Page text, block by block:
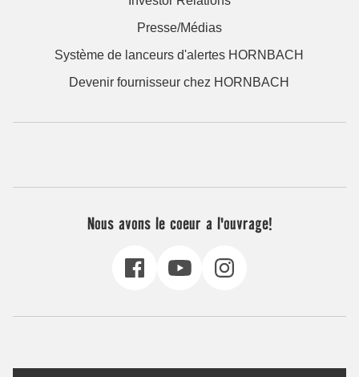
Presse/Médias
Système de lanceurs d'alertes HORNBACH
Devenir fournisseur chez HORNBACH
Nous avons le coeur a l'ouvrage!